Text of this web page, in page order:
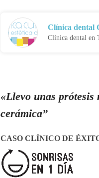
Clínica dental
Clínica dental en
«Llevo unas prótesis
cerámica”
CASO CLÍNICO DE